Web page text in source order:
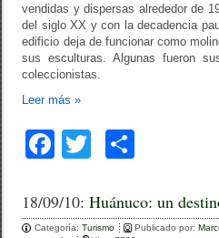
vendidas y dispersas alrededor de
del siglo XX y con la decadencia
edificio deja de funcionar como
sus esculturas. Algunas fueron
coleccionistas.
Leer más»
F
c
e
T
tt
er
m
p
18/09/10:Huánuco: un
Categoría:Turismo Publicado por: